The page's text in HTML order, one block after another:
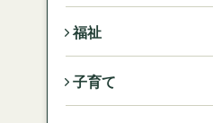
福祉
子育て